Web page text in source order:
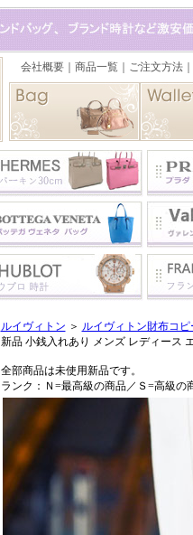
ルイヴィトン ＞ ルイヴィトン財布コピ
新品 小銭入れあり メンズ レディース
全部商品は未使用新品です。
ランク：Ｎ=最高級の商品／Ｓ=高級の